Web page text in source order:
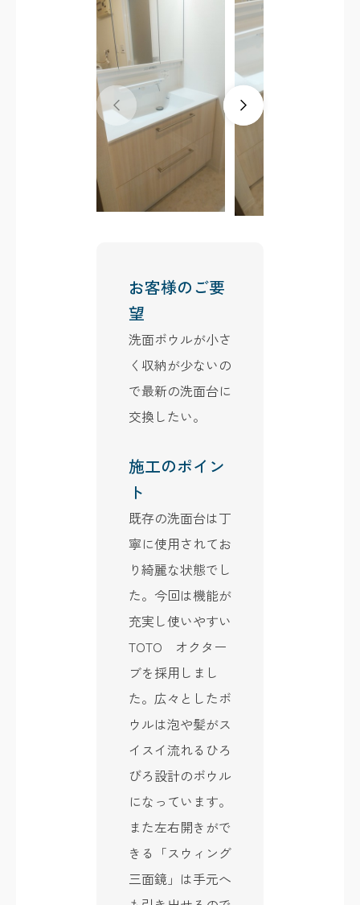
お客様のご要
望
洗面ボウルが小さ
く収納が少ないの
で最新の洗面台に
交換したい。
施工のポイン
ト
既存の洗面台は丁
寧に使用されてお
り綺麗な状態でし
た。今回は機能が
充実し使いやすい
TOTO オクター
ブを採用しまし
た。広々としたボ
ウルは泡や髪がス
イスイ流れるひろ
びろ設計のボウル
になっています。
また左右開きがで
きる「スウィング
三面鏡」は手元へ